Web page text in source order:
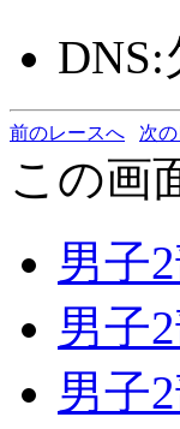
DNS:
前のレースへ 次
この画
男子
男子
男子